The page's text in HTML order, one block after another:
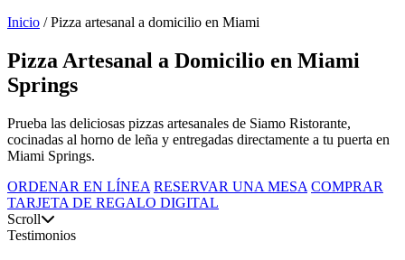
Inicio / Pizza artesanal a domicilio en Miami
Pizza Artesanal a Domicilio en Miami
Springs
Prueba las deliciosas pizzas artesanales de Siamo Ristorante,
cocinadas al horno de leña y entregadas directamente a tu puerta en
Miami Springs.
ORDENAR EN LÍNEA RESERVAR UNA MESA COMPRAR
TARJETA DE REGALO DIGITAL
Scroll
Testimonios